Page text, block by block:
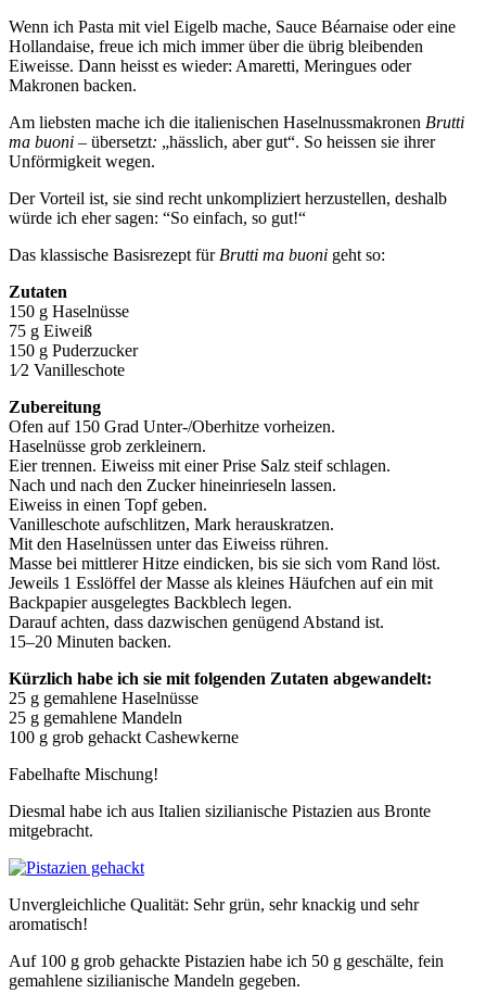
Wenn ich Pasta mit viel Eigelb mache, Sauce Béarnaise oder eine
Hollandaise, freue ich mich immer über die übrig bleibenden
Eiweisse. Dann heisst es wieder: Amaretti, Meringues oder
Makronen backen.
Am liebsten mache ich die italienischen Haselnussmakronen Brutti
ma buoni – übersetzt: „hässlich, aber gut“. So heissen sie ihrer
Unförmigkeit wegen.
Der Vorteil ist, sie sind recht unkompliziert herzustellen, deshalb
würde ich eher sagen: “So einfach, so gut!“
Das klassische Basisrezept für Brutti ma buoni geht so:
Zutaten
150 g Haselnüsse
75 g Eiweiß
150 g Puderzucker
1⁄2 Vanilleschote
Zubereitung
Ofen auf 150 Grad Unter-/Oberhitze vorheizen.
Haselnüsse grob zerkleinern.
Eier trennen. Eiweiss mit einer Prise Salz steif schlagen.
Nach und nach den Zucker hineinrieseln lassen.
Eiweiss in einen Topf geben.
Vanilleschote aufschlitzen, Mark herauskratzen.
Mit den Haselnüssen unter das Eiweiss rühren.
Masse bei mittlerer Hitze eindicken, bis sie sich vom Rand löst.
Jeweils 1 Esslöffel der Masse als kleines Häufchen auf ein mit
Backpapier ausgelegtes Backblech legen.
Darauf achten, dass dazwischen genügend Abstand ist.
15–20 Minuten backen.
Kürzlich habe ich sie mit folgenden Zutaten abgewandelt:
25 g gemahlene Haselnüsse
25 g gemahlene Mandeln
100 g grob gehackt Cashewkerne
Fabelhafte Mischung!
Diesmal habe ich aus Italien sizilianische Pistazien aus Bronte
mitgebracht.
Unvergleichliche Qualität: Sehr grün, sehr knackig und sehr
aromatisch!
Auf 100 g grob gehackte Pistazien habe ich 50 g geschälte, fein
gemahlene sizilianische Mandeln gegeben.